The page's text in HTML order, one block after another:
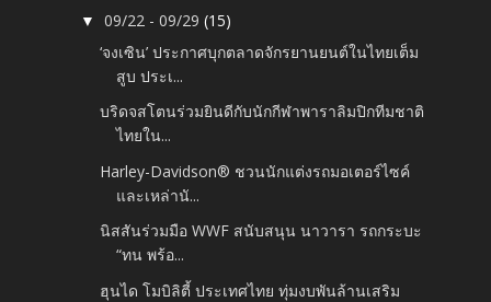
▼09/22 - 09/29(15)
‘จงเซิน’ ประกาศบุกตลาดจักรยานยนต์ในไทยเต็ม
สูบ ประเ...
บริดจสโตนร่วมยินดีกับนักกีฬาพาราลิมปิกทีมชาติ
ไทยใน...
Harley-Davidson® ชวนนักแต่งรถมอเตอร์ไซค์
และเหล่านั...
นิสสันร่วมมือ WWF สนับสนุน นาวารา รถกระบะ
“ทน พร้อ...
ฮุนได โมบิลิตี้ ประเทศไทย ทุ่มงบพันล้านเสริม